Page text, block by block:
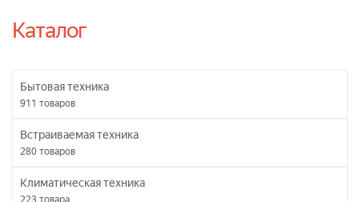
Каталог
Бытовая техника
911 товаров
Встраиваемая техника
280 товаров
Климатическая техника
223 товара